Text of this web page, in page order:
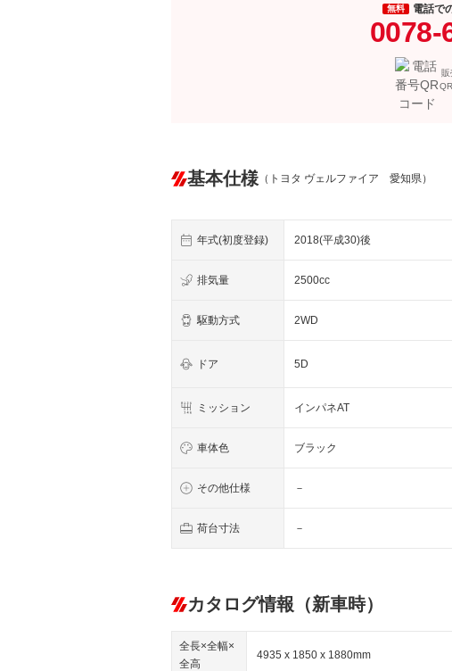
無料 電話で
0078-
基本仕様 （トヨタ ヴェルファイア 愛知県）
年式(初度登録) 2018(平成30)後
排気量 2500cc
駆動方式 2WD
ドア 5D
ミッション インパネAT
車体色 ブラック
その他仕様 －
荷台寸法 －
カタログ情報（新車時）
全長×全幅×
全高
4935 x 1850 x 1880mm